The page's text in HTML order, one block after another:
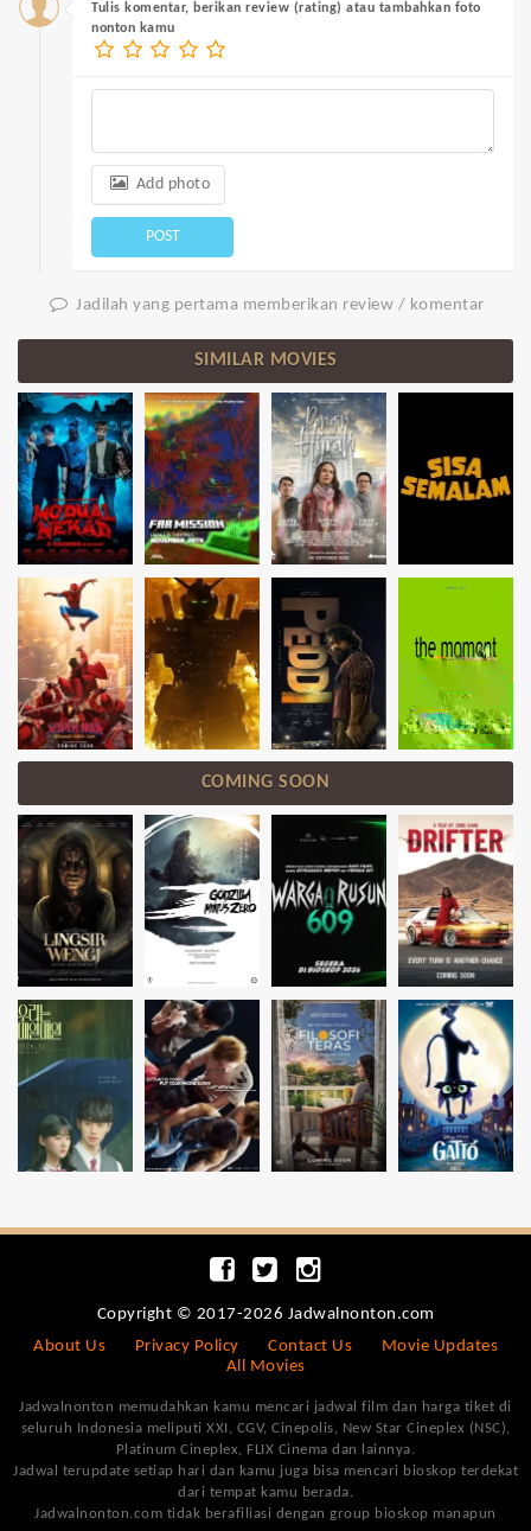
Tulis komentar, berikan review (rating) atau tambahkan foto
nonton kamu
Add photo
POST
Jadilah yang pertama memberikan review / komentar
SIMILAR MOVIES
COMING SOON
Copyright © 2017-2026 Jadwalnonton.com
About Us
Privacy Policy Contact Us
Movie Updates
All Movies
Jadwalnonton memudahkan kamu mencari jadwal film dan harga tiket di
seluruh Indonesia meliputi XXI, CGV, Cinepolis, New Star Cineplex (NSC),
Platinum Cineplex, FLIX Cinema dan lainnya.
Jadwal terupdate setiap hari dan kamu juga bisa mencari bioskop terdekat
dari tempat kamu berada.
Jadwalnonton.com tidak berafiliasi dengan group bioskop manapun